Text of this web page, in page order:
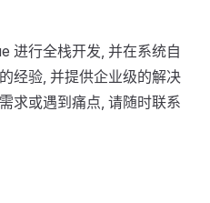
进行全栈开发, 并在系统自
经验, 并提供企业级的解决
求或遇到痛点, 请随时联系